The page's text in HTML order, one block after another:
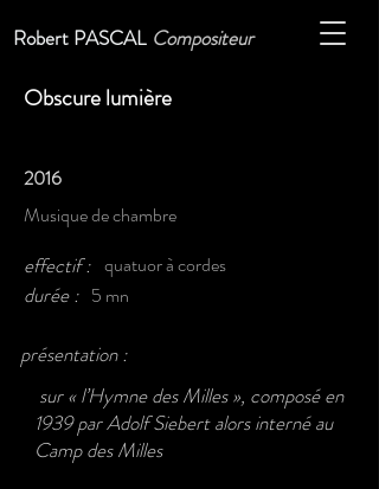
Robert PASCAL Compositeur
Obscure lumière
2016
Musique de chambre
effectif : quatuor à cordes
durée : 5 mn
présentation :
sur « l’Hymne des Milles », composé en
1939 par Adolf Siebert alors interné au
Camp des Milles